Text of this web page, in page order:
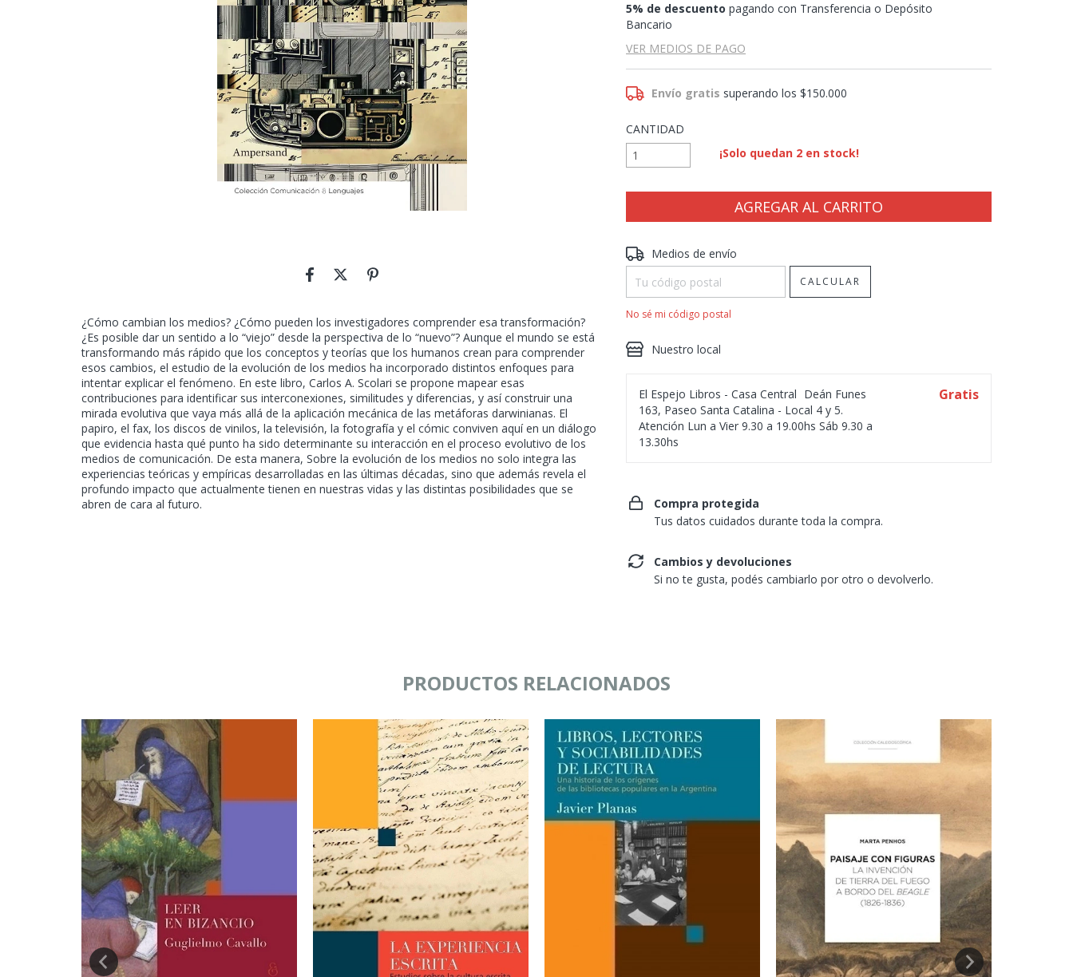
¿Cómo cambian los medios? ¿Cómo pueden los investigadores comprender esa transformación?
¿Es posible dar un sentido a lo “viejo” desde la perspectiva de lo “nuevo”? Aunque el mundo se está
transformando más rápido que los conceptos y teorías que los humanos crean para comprender
esos cambios, el estudio de la evolución de los medios ha incorporado distintos enfoques para
intentar explicar el fenómeno. En este libro, Carlos A. Scolari se propone mapear esas
contribuciones para identificar sus interconexiones, similitudes y diferencias, y así construir una
mirada evolutiva que vaya más allá de la aplicación mecánica de las metáforas darwinianas. El
papiro, el fax, los discos de vinilos, la televisión, la fotografía y el cómic conviven aquí en un diálogo
que evidencia hasta qué punto ha sido determinante su interacción en el proceso evolutivo de los
medios de comunicación. De esta manera, Sobre la evolución de los medios no solo integra las
experiencias teóricas y empíricas desarrolladas en las últimas décadas, sino que además revela el
profundo impacto que actualmente tienen en nuestras vidas y las distintas posibilidades que se
abren de cara al futuro.
5% de descuento pagando con Transferencia o Depósito
Bancario
VER MEDIOS DE PAGO
Envío gratis superando los$150.000
CANTIDAD
¡Solo quedan 2 en stock!
Entregas para el CP:
Medios de envío
CALCULAR
No sé mi código postal
Nuestro local
El Espejo Libros - Casa Central Deán Funes
163, Paseo Santa Catalina - Local 4 y 5.
Atención Lun a Vier 9.30 a 19.00hs Sáb 9.30 a
13.30hs
Gratis
Compra protegida
Tus datos cuidados durante toda la compra.
Cambios y devoluciones
Si no te gusta, podés cambiarlo por otro o devolverlo.
PRODUCTOS RELACIONADOS